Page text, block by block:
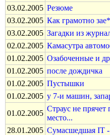
03.02.2005 Резюме
03.02.2005 Как грамотно
03.02.2005 Загадки из
02.02.2005 Камасутра
01.02.2005 Озабоченные и
01.02.2005 после дождичка
01.02.2005 Пустышки
01.02.2005 у 7-и машин,
01.02.2005
Страус не прячет
место...
28.01.2005 Сумасшедшая IT -